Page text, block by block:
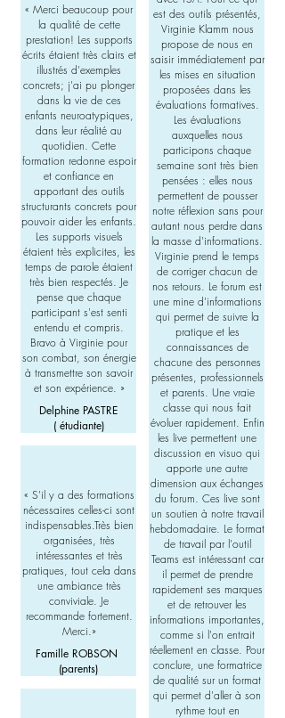
« Merci beaucoup pour
la qualité de cette
prestation! Les supports
écrits étaient très clairs et
illustrés d'exemples
concrets; j'ai pu plonger
dans la vie de ces
enfants neuroatypiques,
dans leur réalité au
quotidien. Cette
formation redonne espoir
et confiance en
apportant des outils
structurants concrets pour
pouvoir aider les enfants.
Les supports visuels
étaient très explicites, les
temps de parole étaient
très bien respectés. Je
pense que chaque
participant s'est senti
entendu et compris.
Bravo à Virginie pour
son combat, son énergie
à transmettre son savoir
et son expérience. »
Delphine PASTRE
( étudiante)
« S'il y a des formations
nécessaires celles-ci sont
indispensables.Très bien
organisées, très
intéressantes et très
pratiques, tout cela dans
une ambiance très
conviviale. Je
recommande fortement.
Merci.»
Famille ROBSON
(parents)
est des outils présentés,
Virginie Klamm nous
propose de nous en
saisir immédiatement par
les mises en situation
proposées dans les
évaluations formatives.
Les évaluations
auxquelles nous
participons chaque
semaine sont très bien
pensées : elles nous
permettent de pousser
notre réflexion sans pour
autant nous perdre dans
la masse d'informations.
Virginie prend le temps
de corriger chacun de
nos retours. Le forum est
une mine d'informations
qui permet de suivre la
pratique et les
connaissances de
chacune des personnes
présentes, professionnels
et parents. Une vraie
classe qui nous fait
évoluer rapidement. Enfin
les live permettent une
discussion en visuo qui
apporte une autre
dimension aux échanges
du forum. Ces live sont
un soutien à notre travail
hebdomadaire. Le format
de travail par l'outil
Teams est intéressant car
il permet de prendre
rapidement ses marques
et de retrouver les
informations importantes,
comme si l'on entrait
réellement en classe. Pour
conclure, une formatrice
de qualité sur un format
qui permet d'aller à son
rythme tout en